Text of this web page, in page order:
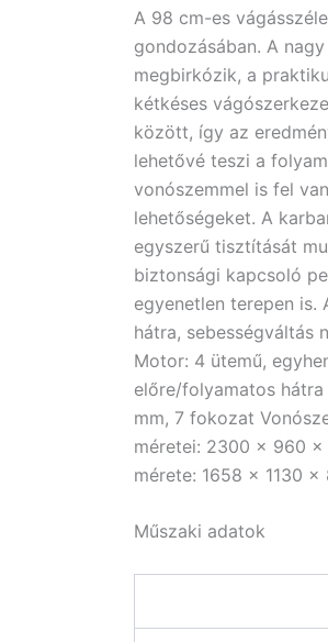
A 98 cm-es
gondozásában. A
megbirkózik, a
kétkéses
között, így az
lehetővé teszi a
vonószemmel is fel
lehetőségeket. A
egyszerű tisztítását
biztonsági kapcsoló
egyenetlen terepen is.
hátra, sebességváltás
Motor: 4 ütemű,
előre/folyamatos
mm, 7 fokozat
méretei: 2300 x 960 x
mérete: 1658 x 1130
Műszaki adatok